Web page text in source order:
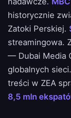
historycznie
Zatoki Perskiej.
streamingowa.
— Dubai Media
globalnych
treści w ZEA
8,5 mln